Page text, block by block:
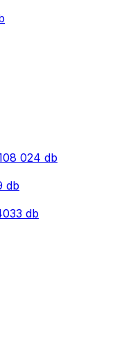
024 db
db
db